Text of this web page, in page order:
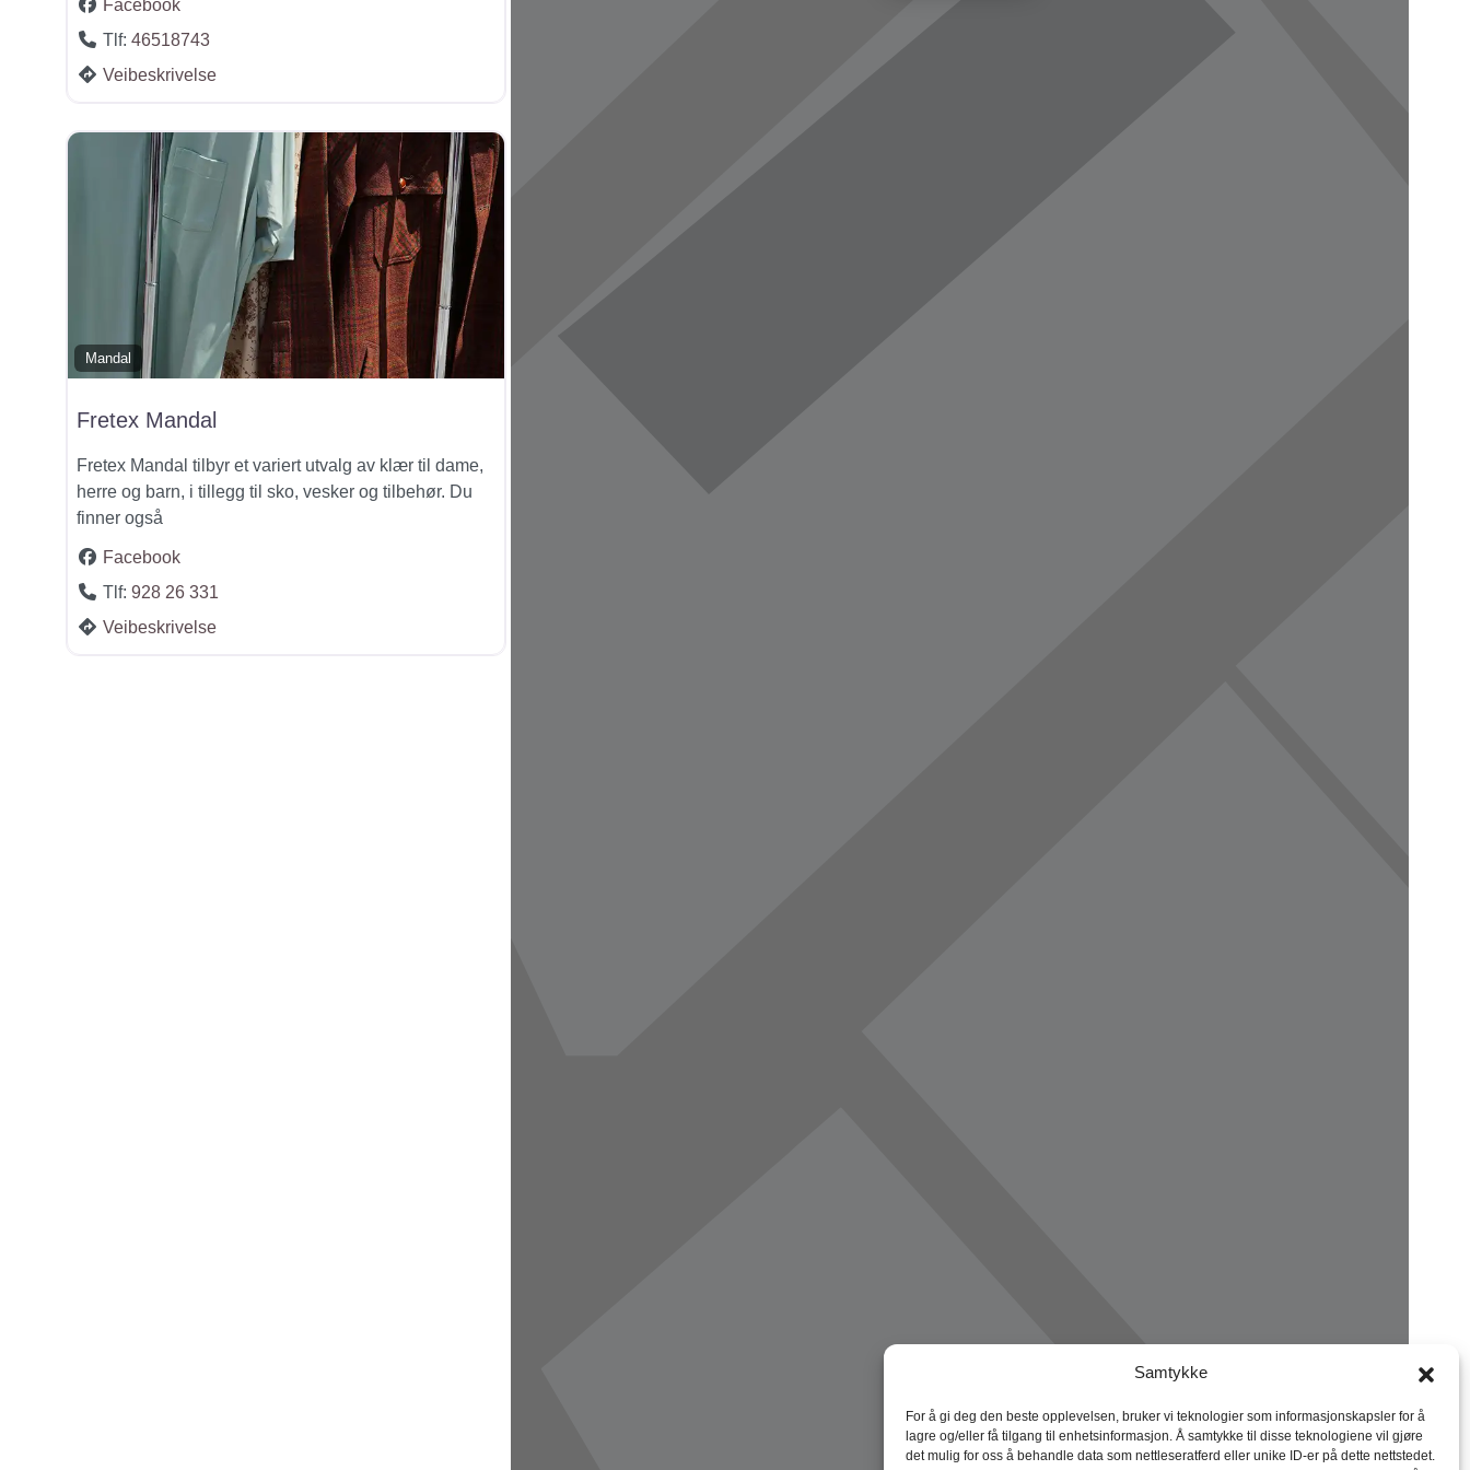
Samtykke
For å gi deg den beste opplevelsen, bruker vi teknologier som informasjonskapsler for å
lagre og/eller få tilgang til enhetsinformasjon. Å samtykke til disse teknologiene vil gjøre
det mulig for oss å behandle data som nettleseratferd eller unike ID-er på dette nettstedet.
Facebook
Tlf: 46518743
Veibeskrivelse
Mandal
Fretex Mandal
Fretex Mandal tilbyr et variert utvalg av klær til dame,
herre og barn, i tillegg til sko, vesker og tilbehør. Du
finner også
Facebook
Tlf: 928 26 331
Veibeskrivelse